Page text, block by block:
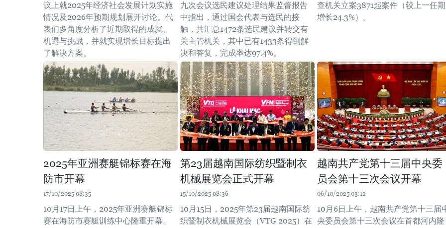
议上就2025年经济社会发展计划实施
情况及2026年预期规划展开讨论。代
表们多角度分析了近期取得的成就、
机遇与挑战，并就实现增长目标提出
了解决方案。
九次会议选民建议处理结果监督报告
中指出，通过国会代表与选民的接
触，共汇总1472条选民建议并转交有
关主管机关，其中已有1433条得到解
决和答复，完成率达97.4%。 ​
查机关立案3871起案件（较上一任期
增长24.3%）。
2025年亚洲赛艇锦标赛在海
防市开幕
17/10/2025 08:35
10月17日上午，2025年亚洲赛艇锦标
赛在海防市赛艇训练中心隆重开幕。
第23届越南国际纺织暨制衣
机械展览会正式开幕
15/10/2025 08:36
10月15日，2025年第23届越南国际纺
织暨制衣机械展览会（VTG 2025）在
越南共产党第十三届中央委
员会第十三次会议开幕
06/10/2025 03:12
10月6日上午，越南共产党第十三届
央委员会第十三次会议在首都河内隆